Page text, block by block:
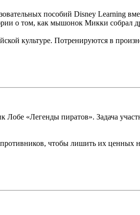
пособий Disney Learning
о том, как мышонок Микки собрал
культуре. Потренируются в
Лобе «Легенды пиратов». Задача
чтобы лишить их